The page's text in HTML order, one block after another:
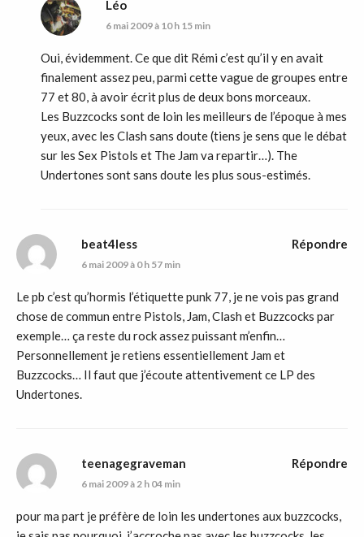
Léo
6 mai 2009 à 10 h 15 min
Oui, évidemment. Ce que dit Rémi c’est qu’il y en avait
finalement assez peu, parmi cette vague de groupes entre
77 et 80, à avoir écrit plus de deux bons morceaux.
Les Buzzcocks sont de loin les meilleurs de l’époque à mes
yeux, avec les Clash sans doute (tiens je sens que le débat
sur les Sex Pistols et The Jam va repartir…). The
Undertones sont sans doute les plus sous-estimés.
beat4less
6 mai 2009 à 0 h 57 min
Le pb c’est qu’hormis l’étiquette punk 77, je ne vois pas grand
chose de commun entre Pistols, Jam, Clash et Buzzcocks par
exemple… ça reste du rock assez puissant m’enfin…
Personnellement je retiens essentiellement Jam et
Buzzcocks… Il faut que j’écoute attentivement ce LP des
Undertones.
Répondre
teenagegraveman
6 mai 2009 à 2 h 04 min
pour ma part je préfère de loin les undertones aux buzzcocks,
Répondre